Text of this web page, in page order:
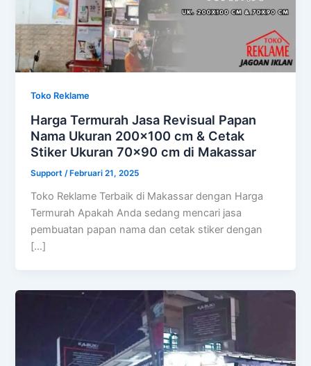
Toko Reklame
Harga Termurah Jasa Revisual Papan
Nama Ukuran 200×100 cm & Cetak
Stiker Ukuran 70×90 cm di Makassar
Support/ Februari 21, 2025
Toko Reklame Terbaik di Makassar dengan Harga
Termurah Apakah Anda sedang mencari jasa
pembuatan papan nama dan cetak stiker dengan
[…]